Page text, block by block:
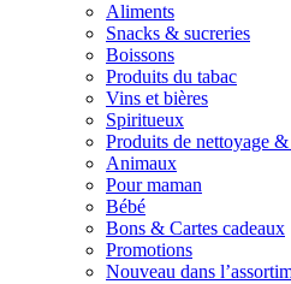
Aliments
Snacks & sucreries
Boissons
Produits du tabac
Vins et bières
Spiritueux
Produits de nettoyage &
Animaux
Pour maman
Bébé
Bons & Cartes cadeaux
Promotions
Nouveau dans